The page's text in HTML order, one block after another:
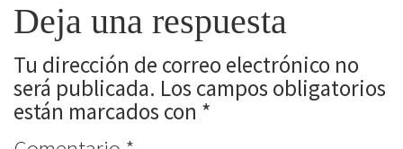
Deja una respuesta
Tu dirección de correo electrónico no
será publicada. Los campos obligatorios
están marcados con *